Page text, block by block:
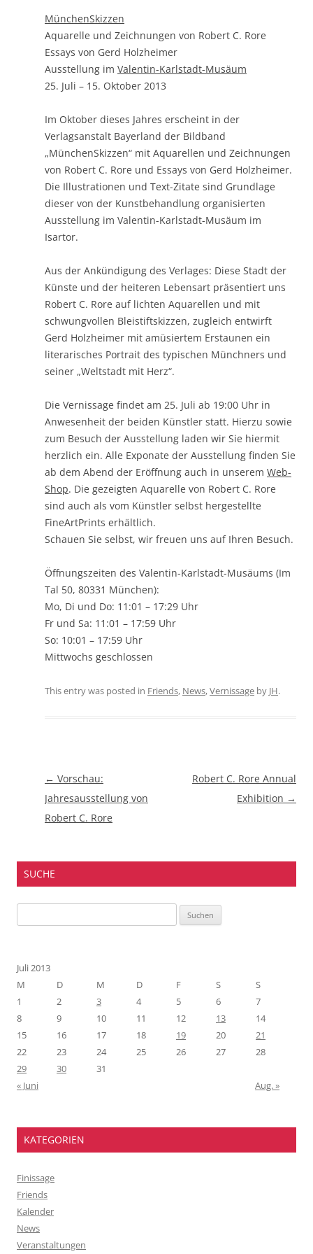
MünchenSkizzen
Aquarelle und Zeichnungen von Robert C. Rore
Essays von Gerd Holzheimer
Ausstellung im Valentin-Karlstadt-Musäum
25. Juli – 15. Oktober 2013
Im Oktober dieses Jahres erscheint in der
Verlagsanstalt Bayerland der Bildband
„MünchenSkizzen“ mit Aquarellen und Zeichnungen
von Robert C. Rore und Essays von Gerd Holzheimer.
Die Illustrationen und Text-Zitate sind Grundlage
dieser von der Kunstbehandlung organisierten
Ausstellung im Valentin-Karlstadt-Musäum im
Isartor.
Aus der Ankündigung des Verlages: Diese Stadt der
Künste und der heiteren Lebensart präsentiert uns
Robert C. Rore auf lichten Aquarellen und mit
schwungvollen Bleistiftskizzen, zugleich entwirft
Gerd Holzheimer mit amüsiertem Erstaunen ein
literarisches Portrait des typischen Münchners und
seiner „Weltstadt mit Herz“.
Die Vernissage findet am 25. Juli ab 19:00 Uhr in
Anwesenheit der beiden Künstler statt. Hierzu sowie
zum Besuch der Ausstellung laden wir Sie hiermit
herzlich ein. Alle Exponate der Ausstellung finden Sie
ab dem Abend der Eröffnung auch in unserem Web-
Shop. Die gezeigten Aquarelle von Robert C. Rore
sind auch als vom Künstler selbst hergestellte
FineArtPrints erhältlich.
Schauen Sie selbst, wir freuen uns auf Ihren Besuch.
Öffnungszeiten des Valentin-Karlstadt-Musäums (Im
Tal 50, 80331 München):
Mo, Di und Do: 11:01 – 17:29 Uhr
Fr und Sa: 11:01 – 17:59 Uhr
So: 10:01 – 17:59 Uhr
Mittwochs geschlossen
This entry was posted in Friends, News,Vernissage by JH.
Beitragsnavigation
← Vorschau:
Jahresausstellung von
Robert C. Rore
Robert C. Rore Annual
Exhibition →
SUCHE
nach:
Juli 2013
M
D M D F S
S
1
2 3 4 5 6
7
8
9 10 11 12 13
14
15
16 17 18 19 20
21
22
23 24 25 26 27
28
29
30
31
« Juni
Aug. »
KATEGORIEN
Finissage
Friends
Kalender
News
Veranstaltungen